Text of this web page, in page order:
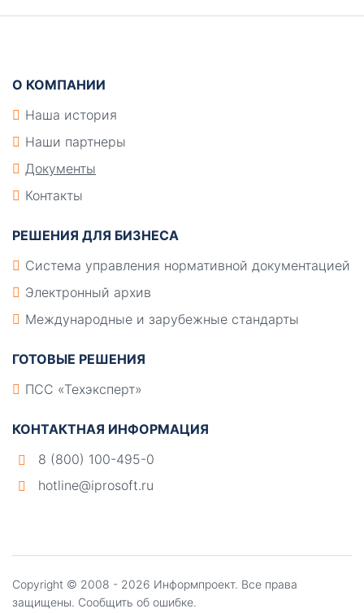
О КОМПАНИИ
Наша история
Наши партнеры
Документы
Контакты
РЕШЕНИЯ ДЛЯ БИЗНЕСА
Система управления нормативной документацией
Электронный архив
Международные и зарубежные стандарты
ГОТОВЫЕ РЕШЕНИЯ
ПСС «Техэксперт»
КОНТАКТНАЯ ИНФОРМАЦИЯ
8 (800) 100-495-0
hotline@iprosoft.ru
Copyright © 2008 - 2026 Информпроект. Все права
защищены. Сообщить об ошибке.